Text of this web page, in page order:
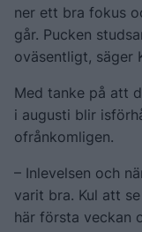
ner ett bra fokus
går. Pucken
oväsentligt, säger
Med tanke på att
i augusti blir
ofrånkomligen.
– Inlevelsen och
varit bra. Kul att
här första veckan